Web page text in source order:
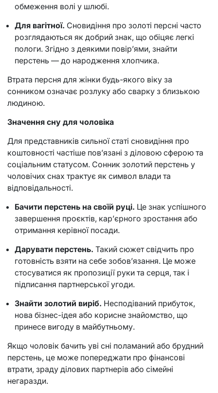
обмеження волі у шлюбі.
Для вагітної. Сновидіння про золоті персні часто
розглядаються як добрий знак, що обіцяє легкі
пологи. Згідно з деякими повір’ями, знайти
перстень — до народження хлопчика.
Втрата персня для жінки будь-якого віку за
сонником означає розлуку або сварку з близькою
людиною.
Значення сну для чоловіка
Для представників сильної статі сновидіння про
коштовності частіше пов’язані з діловою сферою та
соціальним статусом. Сонник золотий перстень у
чоловічих снах трактує як символ влади та
відповідальності.
Бачити перстень на своїй руці. Це знак успішного
завершення проєктів, кар’єрного зростання або
отримання керівної посади.
Дарувати перстень. Такий сюжет свідчить про
готовність взяти на себе зобов’язання. Це може
стосуватися як пропозиції руки та серця, так і
підписання партнерської угоди.
Знайти золотий виріб. Несподіваний прибуток,
нова бізнес-ідея або корисне знайомство, що
принесе вигоду в майбутньому.
Якщо чоловік бачить уві сні поламаний або брудний
перстень, це може попереджати про фінансові
втрати, зраду ділових партнерів або сімейні
негаразди.